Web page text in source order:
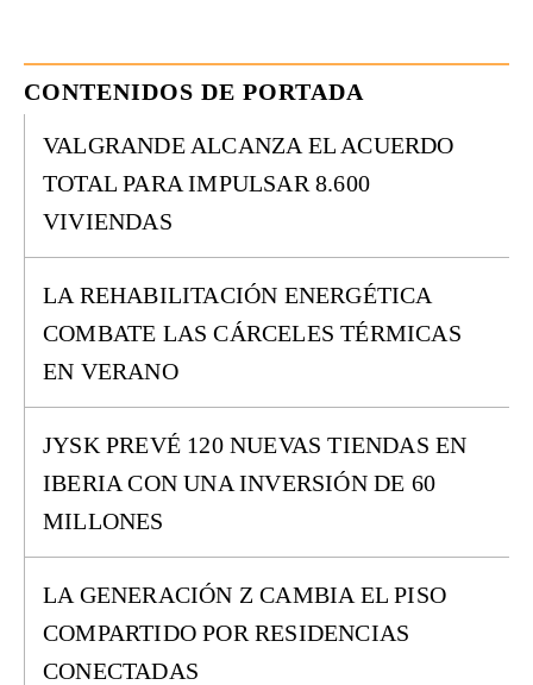
CONTENIDOS DE PORTADA
VALGRANDE ALCANZA EL ACUERDO
TOTAL PARA IMPULSAR 8.600
VIVIENDAS
LA REHABILITACIÓN ENERGÉTICA
COMBATE LAS CÁRCELES TÉRMICAS
EN VERANO
JYSK PREVÉ 120 NUEVAS TIENDAS EN
IBERIA CON UNA INVERSIÓN DE 60
MILLONES
LA GENERACIÓN Z CAMBIA EL PISO
COMPARTIDO POR RESIDENCIAS
CONECTADAS